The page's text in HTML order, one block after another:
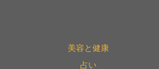
美容と健康
占い